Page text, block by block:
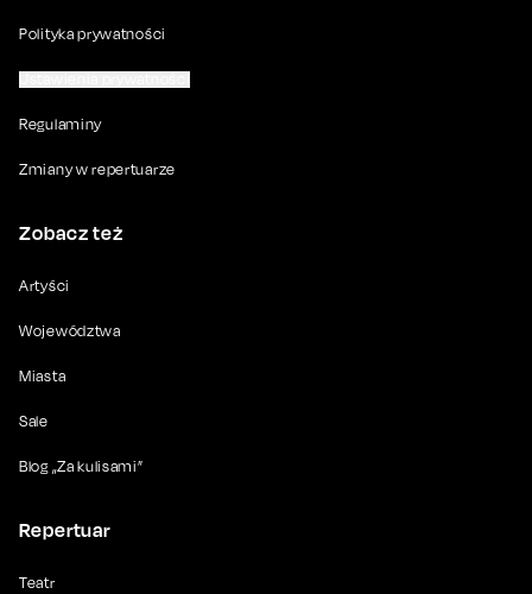
Polityka prywatności
Regulaminy
Zmiany w repertuarze
Zobacz też
Artyści
Województwa
Miasta
Sale
Blog „Za kulisami”
Repertuar
Teatr